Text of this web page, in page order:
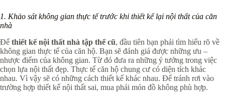
1. Khảo sát không gian thực tế trước khi thiết kế lại nội thất của căn
nhà
Để thiết kế nội thất nhà tập thể cũ, đầu tiên bạn phải tìm hiểu rõ về
không gian thực tế của căn hộ. Bạn sẽ đánh giá được những ưu –
nhược điểm của không gian. Từ đó đưa ra những ý tưởng trong việc
chọn lựa nội thất đẹp. Thực tế căn hộ chung cư có diện tích khác
nhau. Vì vậy sẽ có những cách thiết kế khác nhau. Để tránh rơi vào
trường hợp thiết kế nội thất sai, mua phải món đồ không phù hợp.